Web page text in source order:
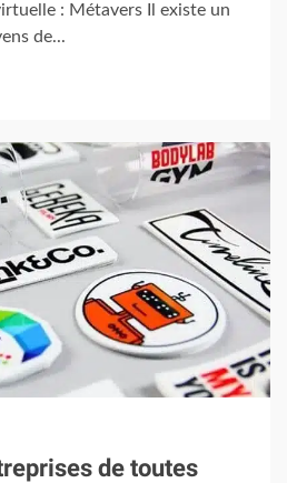
: Métavers Il existe un
de...
de toutes